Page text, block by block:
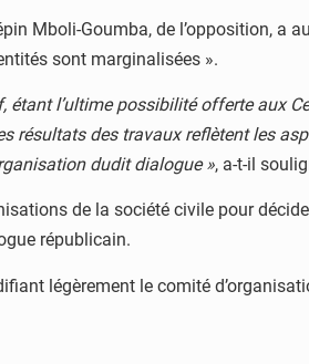
Mboli-Goumba, de l’opposition, a
sont marginalisées ».
l’ultime possibilité offerte aux
résultats des travaux reflètent les
dudit dialogue », a-t-il
de la société civile pour
républicain.
légèrement le comité